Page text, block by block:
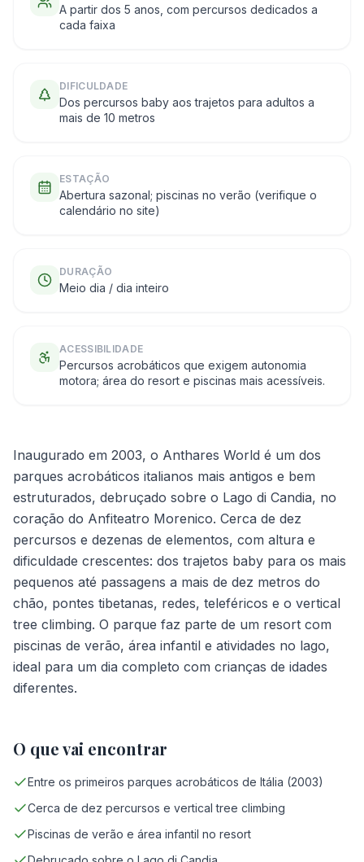
A partir dos 5 anos, com percursos dedicados a
cada faixa
DIFICULDADE
Dos percursos baby aos trajetos para adultos a
mais de 10 metros
ESTAÇÃO
Abertura sazonal; piscinas no verão (verifique o
calendário no site)
DURAÇÃO
Meio dia / dia inteiro
ACESSIBILIDADE
Percursos acrobáticos que exigem autonomia
motora; área do resort e piscinas mais acessíveis.
Inaugurado em 2003, o Anthares World é um dos
parques acrobáticos italianos mais antigos e bem
estruturados, debruçado sobre o Lago di Candia, no
coração do Anfiteatro Morenico. Cerca de dez
percursos e dezenas de elementos, com altura e
dificuldade crescentes: dos trajetos baby para os mais
pequenos até passagens a mais de dez metros do
chão, pontes tibetanas, redes, teleféricos e o vertical
tree climbing. O parque faz parte de um resort com
piscinas de verão, área infantil e atividades no lago,
ideal para um dia completo com crianças de idades
diferentes.
O que vai encontrar
Entre os primeiros parques acrobáticos de Itália (2003)
Cerca de dez percursos e vertical tree climbing
Piscinas de verão e área infantil no resort